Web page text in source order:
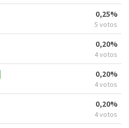
0,25%
5 votos
0,20%
4 votos
0,20%
4 votos
0,20%
4 votos